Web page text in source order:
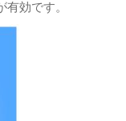
効です。